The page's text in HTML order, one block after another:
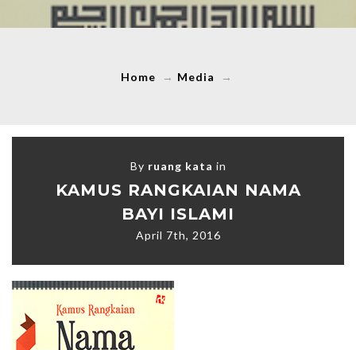
Home → Media →
By ruang kata in
KAMUS RANGKAIAN NAMA
BAYI ISLAMI
April 7th, 2016